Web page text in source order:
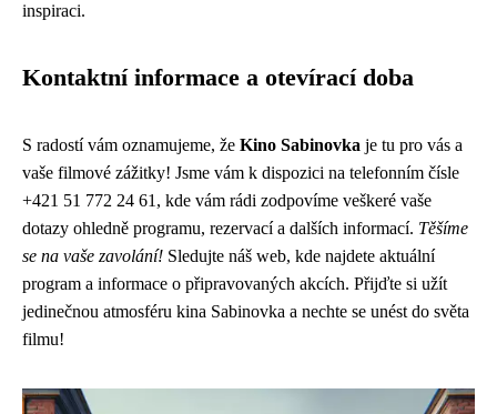
inspiraci.
Kontaktní informace a otevírací doba
S radostí vám oznamujeme, že Kino Sabinovka je tu pro vás a
vaše filmové zážitky! Jsme vám k dispozici na telefonním čísle
+421 51 772 24 61, kde vám rádi zodpovíme veškeré vaše
dotazy ohledně programu, rezervací a dalších informací. Těšíme
se na vaše zavolání! Sledujte náš web, kde najdete aktuální
program a informace o připravovaných akcích. Přijďte si užít
jedinečnou atmosféru kina Sabinovka a nechte se unést do světa
filmu!